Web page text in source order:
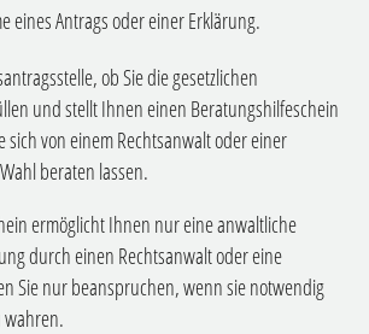
eines Antrags oder einer Erklärung.
ob Sie die gesetzlichen
und stellt Ihnen einen Beratungshilfeschein
sich von einem Rechtsanwalt oder einer
beraten lassen.
ermöglicht Ihnen nur eine anwaltliche
durch einen Rechtsanwalt oder eine
Sie nur beanspruchen, wenn sie notwendig
wahren.